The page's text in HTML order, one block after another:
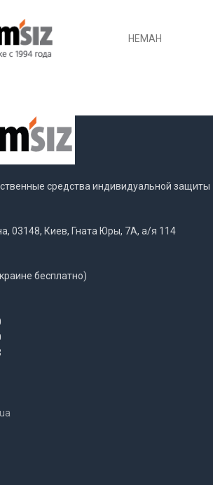
НЕМАН
средства индивидуальной защиты
03148, Киев, Гната Юры, 7А, а/я 114
бесплатно)